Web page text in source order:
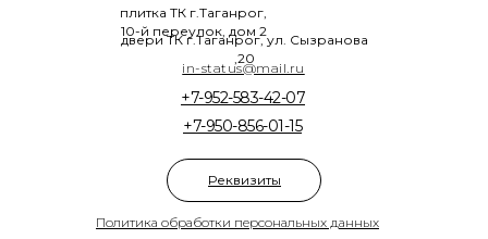
Политика обработки персональных данных
+7-950-856-01-15
+7-952-583-42-07
плитка ТК г.Таганрог,
10-й переулок, дом 2
двери ТК г.Таганрог, ул. Сызранова
,20
in-status@mail.ru
Реквизиты